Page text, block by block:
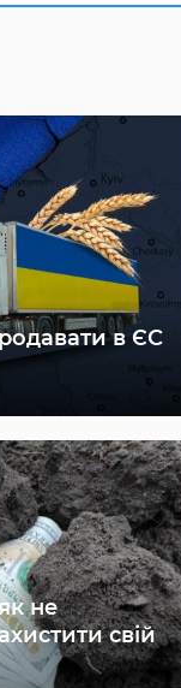
в ЄС
не
свій